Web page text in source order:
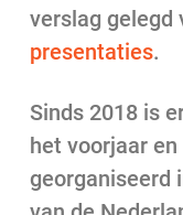
verslag gelegd
presentaties.
Sinds 2018 is
het voorjaar
georganiseerd